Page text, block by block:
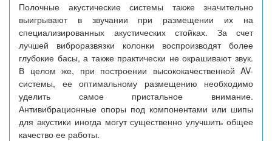
Полочные акустические системы также значительно
выигрывают в звучании при размещении их на
специализированных акустических стойках. За счет
лучшей виброразвязки колонки воспроизводят более
глубокие басы, а также практически не окрашивают звук.
В целом же, при построении высококачественной AV-
системы, ее оптимальному размещению необходимо
уделить самое пристальное внимание.
Антивибрационные опоры под компонентами или шипы
для акустики иногда могут существенно улучшить общее
качество ее работы.